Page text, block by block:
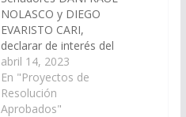
NOLASCO y DIEGO
EVARISTO CARI,
declarar de interés del
Senado, el "Encuentro
Interinstitucional y de
egresados de la
Universidad de Bolonia
abril 14, 2023
En "Proyectos de
Resolución
Aprobados"